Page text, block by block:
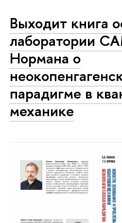
Выходит книга
лаборатории
Нормана о
парадигме в
механике